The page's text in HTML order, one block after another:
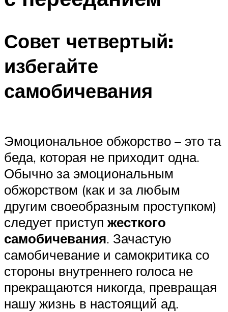
Совет четвертый:
избегайте
самобичевания
Эмоциональное обжорство – это та
беда, которая не приходит одна.
Обычно за эмоциональным
обжорством (как и за любым
другим своеобразным проступком)
следует приступ жесткого
самобичевания. Зачастую
самобичевание и самокритика со
стороны внутреннего голоса не
прекращаются никогда, превращая
нашу жизнь в настоящий ад.